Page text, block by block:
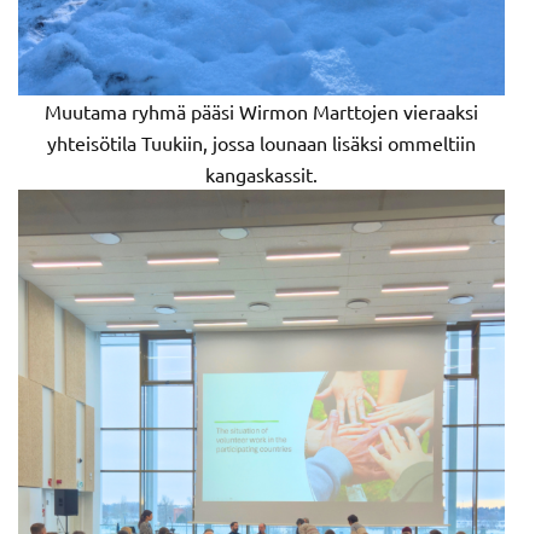
Muutama ryhmä pääsi Wirmon Marttojen vieraaksi
yhteisötila Tuukiin, jossa lounaan lisäksi ommeltiin
kangaskassit.